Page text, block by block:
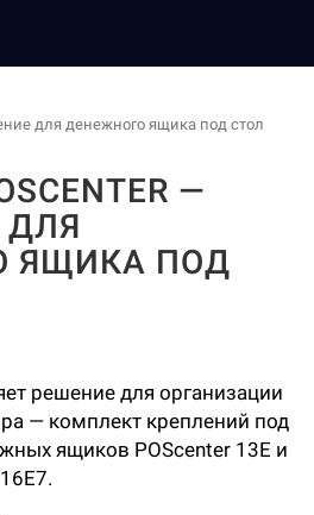
ФИСКАЛЬНЫЕ РЕГИСТРАТОРЫ
POS-СИСТЕМЫ
ПРИНТЕРЫ ЧЕКОВ
ПО И СЕРВИСЫ
для денежного ящика под стол
—
ДЛЯ
ЯЩИКА ПОД
решение для организации
— комплект креплений под
ящиков POScenter 13E и